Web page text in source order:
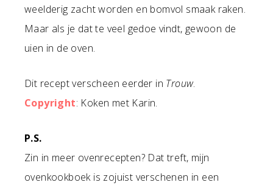
weelderig zacht worden en bomvol smaak raken.
Maar als je dat te veel gedoe vindt, gewoon de
uien in de oven.
Dit recept verscheen eerder in Trouw.
Copyright: Koken met Karin.
P.S.
Zin in meer ovenrecepten? Dat treft, mijn
ovenkookboek is zojuist verschenen in een